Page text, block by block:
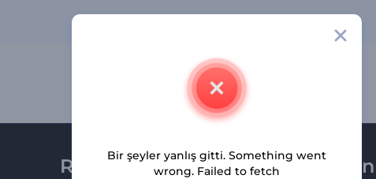
Renderforest bültenine üye olun
Bir şeyler yanlış gitti. Something went
wrong. Failed to fetch